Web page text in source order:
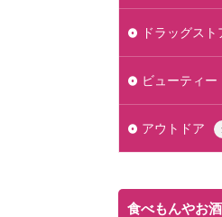
ドラッグスト
ビューティー
アウトドア
食べもんやお